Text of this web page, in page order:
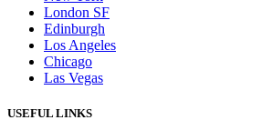
London SF
Edinburgh
Los Angeles
Chicago
Las Vegas
USEFUL LINKS